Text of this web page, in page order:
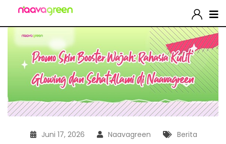
Juni 17, 2026 Naavagreen Berita